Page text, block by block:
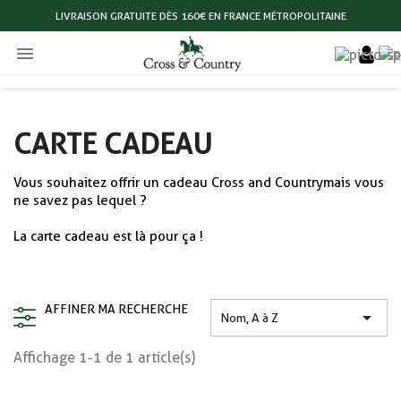
LIVRAISON GRATUITE DÈS 160€ EN FRANCE MÉTROPOLITAINE

CARTE CADEAU
Vous souhaitez offrir un cadeau Cross and Country mais vous
ne savez pas lequel ?
La carte cadeau est là pour ça !
AFFINER MA RECHERCHE
Nom, A à Z 
Affichage 1-1 de 1 article(s)